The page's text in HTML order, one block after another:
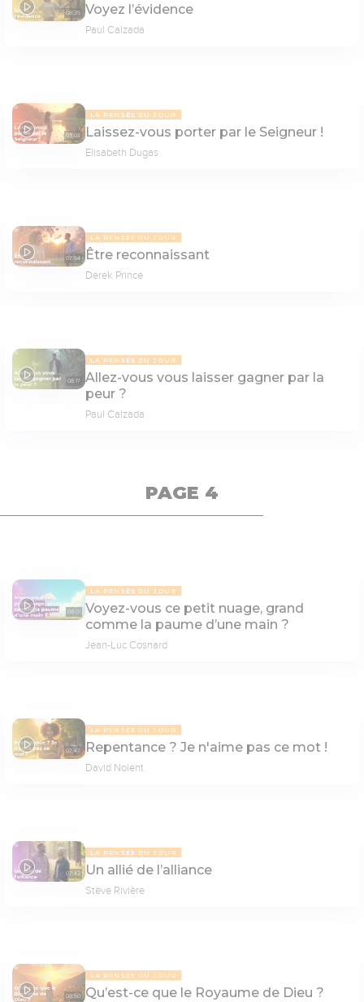
08:35 Voyez l’évidence
Paul Calzada
07:03
LA PENSÉE DU JOUR
Laissez-vous porter par le Seigneur !
Elisabeth Dugas
07:54
LA PENSÉE DU JOUR
Être reconnaissant
Derek Prince
08:17
LA PENSÉE DU JOUR
Allez-vous vous laisser gagner par la
peur ?
Paul Calzada
PAGE 4
08:01
LA PENSÉE DU JOUR
Voyez-vous ce petit nuage, grand
comme la paume d’une main ?
Jean-Luc Cosnard
07:47
LA PENSÉE DU JOUR
Repentance ? Je n'aime pas ce mot !
David Nolent
07:42
LA PENSÉE DU JOUR
Un allié de l’alliance
Stève Rivière
08:50
LA PENSÉE DU JOUR
Qu’est-ce que le Royaume de Dieu ?